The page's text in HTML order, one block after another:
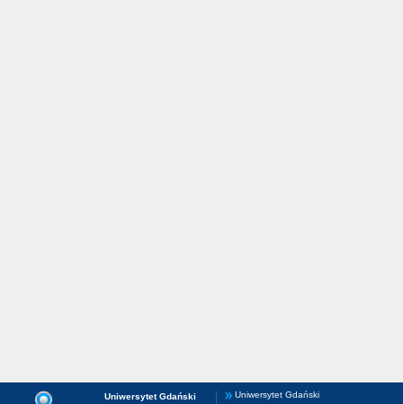
Uniwersytet Gdański Uniwersytet Gdański